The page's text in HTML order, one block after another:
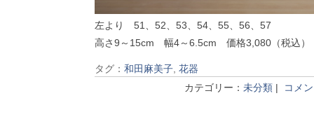
左より 51、52、53、54、55、56、57
高さ9～15cm 幅4～6.5cm 価格3,080（税込）
タグ： 和田麻美子 花器
カテゴリー： 未分類 | コメ